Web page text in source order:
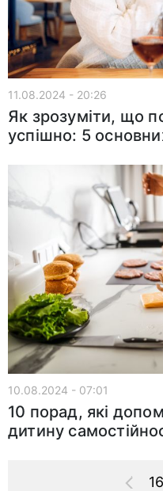
11.08.2024 - 20:26
Як зрозуміти, що
успішно: 5
10.08.2024 - 07:01
10 порад, які
дитину